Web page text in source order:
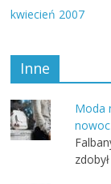
kwiecień 2007
Inne
Moda